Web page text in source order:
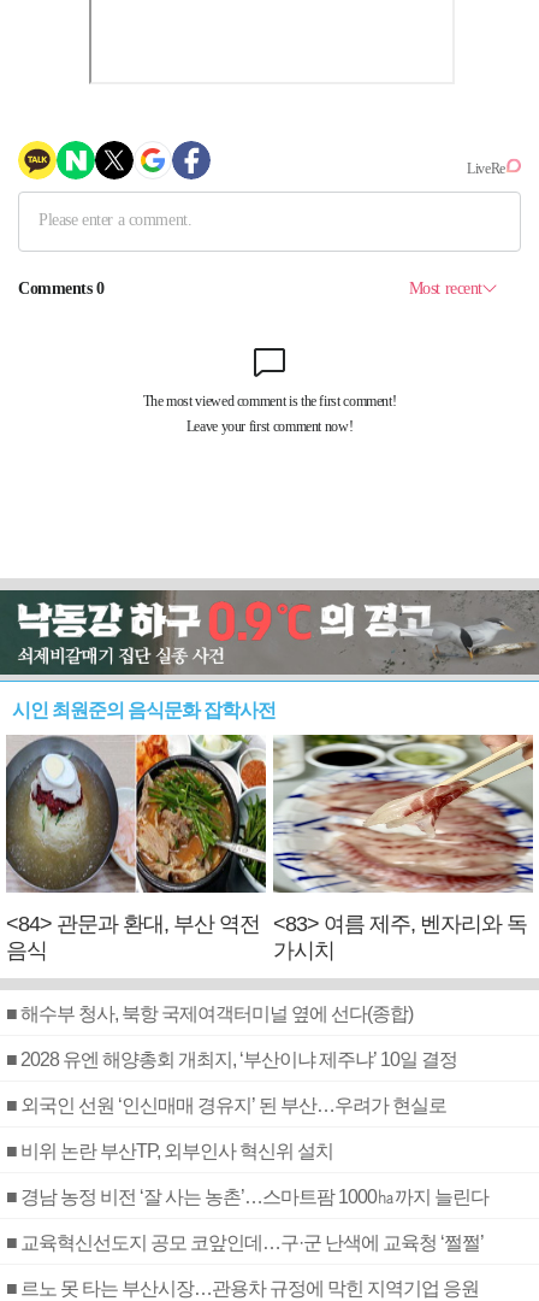
시인 최원준의 음식문화 잡학사전
<84> 관문과 환대, 부산 역전
음식
<83> 여름 제주, 벤자리와 독
가시치
■ 해수부 청사, 북항 국제여객터미널 옆에 선다(종합)
■ 2028 유엔 해양총회 개최지, ‘부산이냐 제주냐’ 10일 결정
■ 외국인 선원 ‘인신매매 경유지’ 된 부산…우려가 현실로
■ 비위 논란 부산TP, 외부인사 혁신위 설치
■ 경남 농정 비전 ‘잘 사는 농촌’…스마트팜 1000㏊까지 늘린다
■ 교육혁신선도지 공모 코앞인데…구·군 난색에 교육청 ‘쩔쩔’
■ 르노 못 타는 부산시장…관용차 규정에 막힌 지역기업 응원